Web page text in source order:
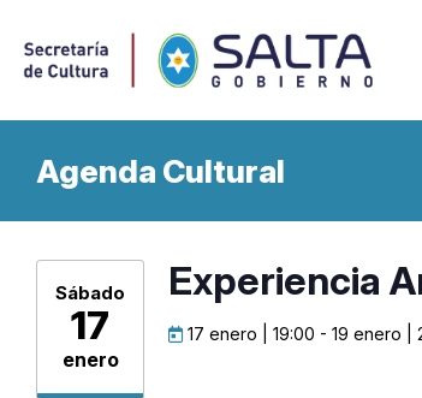
Agenda Cultural
Sábado
17
enero
Experiencia
17 enero | 19:00 - 19 enero |